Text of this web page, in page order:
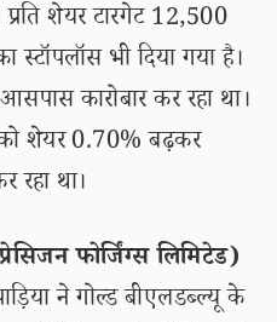
शेयर टारगेट 12,500
भी दिया गया है।
कारोबार कर रहा था।
शेयर 0.70% बढ़कर
रहा था।
फोर्जिंग्स लिमिटेड)
ने गोल्ड बीएलडब्ल्यू के